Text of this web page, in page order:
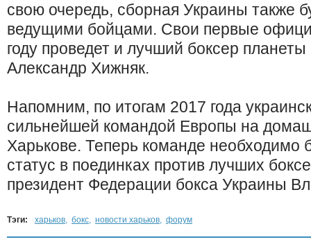
свою очередь, сборная Украины также
ведущими бойцами. Свои первые
году проведет и лучший боксер планеты
Александр Хижняк.
Напомним, по итогам 2017 года
сильнейшей командой Европы на
Харькове. Теперь команде необходимо
статус в поединках против лучших
президент Федерации бокса Украины
Тэги: харьков, бокс, новости харьков, форум